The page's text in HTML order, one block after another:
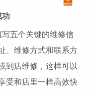
五个关键的维修信
、维修方式和联系方
到店维修，这样可以
受和店里一样高效快